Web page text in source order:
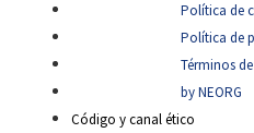
Política de
Política de
Términos
by NEORG
Código y canal ético